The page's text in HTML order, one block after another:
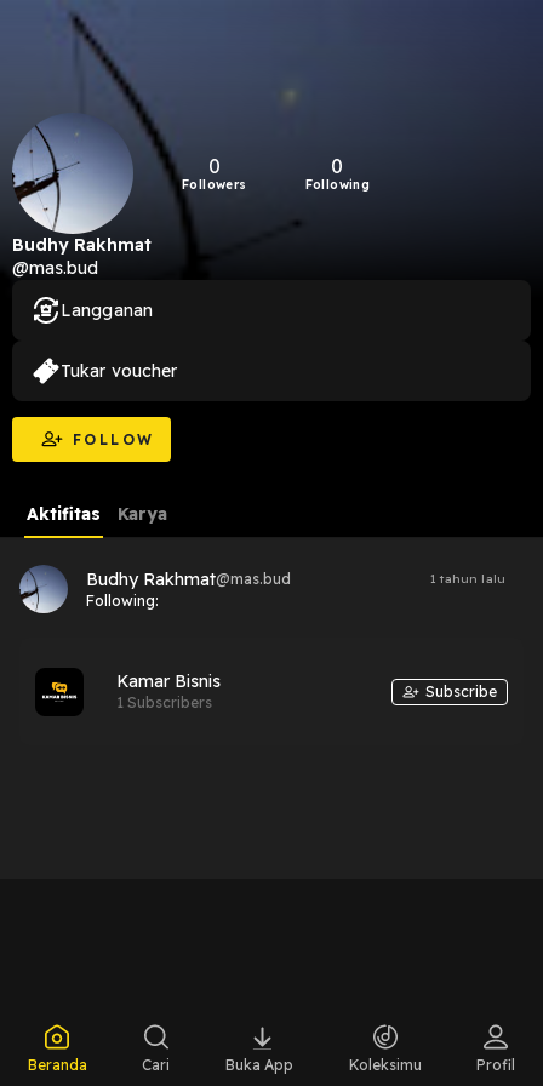
0
Followers
0
Following
Budhy Rakhmat
@mas.bud
FOLLOW
Langganan
Tukar voucher
Aktifitas Karya
Budhy Rakhmat@mas.bud 1 tahun lalu
Following:
Kamar Bisnis
1 Subscribers
Subscribe
Beranda Cari Buka App Koleksimu Profil